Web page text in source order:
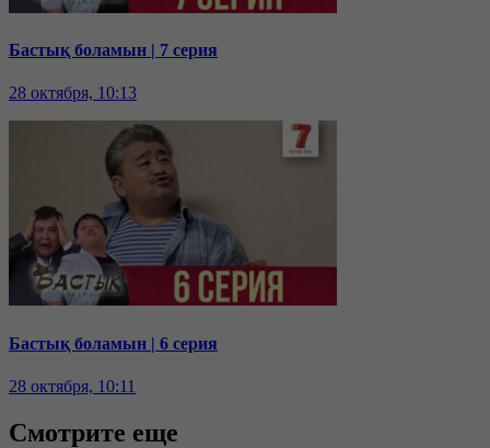
Бастық боламын | 7 серия
28 октября, 10:13
Бастық боламын | 6 серия
28 октября, 10:11
Смотрите еще